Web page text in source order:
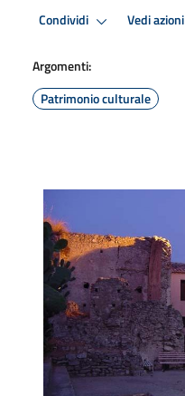
Condividi Vedi azioni
Argomenti:
Patrimonio culturale